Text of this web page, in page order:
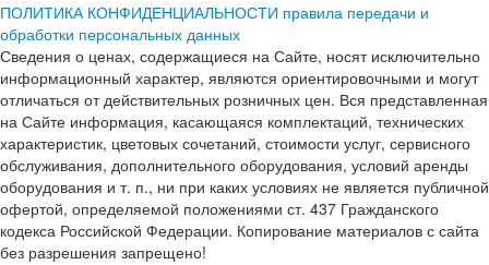
ПОЛИТИКА КОНФИДЕНЦИАЛЬНОСТИ правила передачи и
обработки персональных данных
Сведения о ценах, содержащиеся на Сайте, носят исключительно
информационный характер, являются ориентировочными и могут
отличаться от действительных розничных цен. Вся представленная
на Сайте информация, касающаяся комплектаций, технических
характеристик, цветовых сочетаний, стоимости услуг, сервисного
обслуживания, дополнительного оборудования, условий аренды
оборудования и т. п., ни при каких условиях не является публичной
офертой, определяемой положениями ст. 437 Гражданского
кодекса Российской Федерации. Копирование материалов с сайта
без разрешения запрещено!